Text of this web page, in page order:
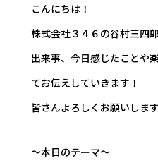
こんにちは！
株式会社３４６の谷村三四
出来事、今日感じたことや
てお伝えしていきます！
皆さんよろしくお願いしま
～本日のテーマ～